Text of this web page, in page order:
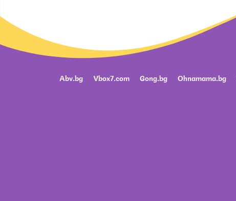
Abv.bg Vbox7.com Gong.bg Ohnamama.bg